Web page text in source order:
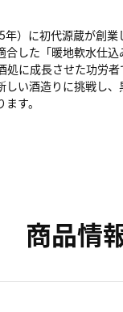
）に初代源蔵が創
した「暖地軟水仕
に成長させた功労者
い酒造りに挑戦し
す。
商品情